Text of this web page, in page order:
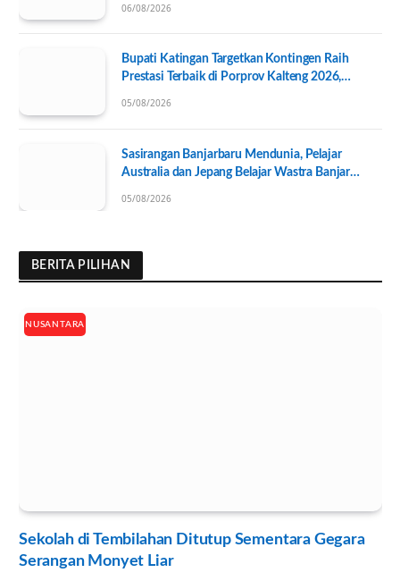
06/08/2026
Bupati Katingan Targetkan Kontingen Raih
Prestasi Terbaik di Porprov Kalteng 2026,
05/08/2026
Sasirangan Banjarbaru Mendunia, Pelajar
Australia dan Jepang Belajar Wastra Banjar
05/08/2026
BERITA PILIHAN
NUSANTARA
Sekolah di Tembilahan Ditutup Sementara Gegara
Serangan Monyet Liar